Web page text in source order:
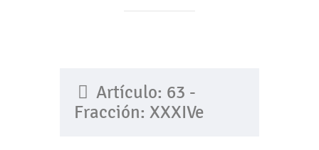
Artículo: 63 -
Fracción: XXXIVe